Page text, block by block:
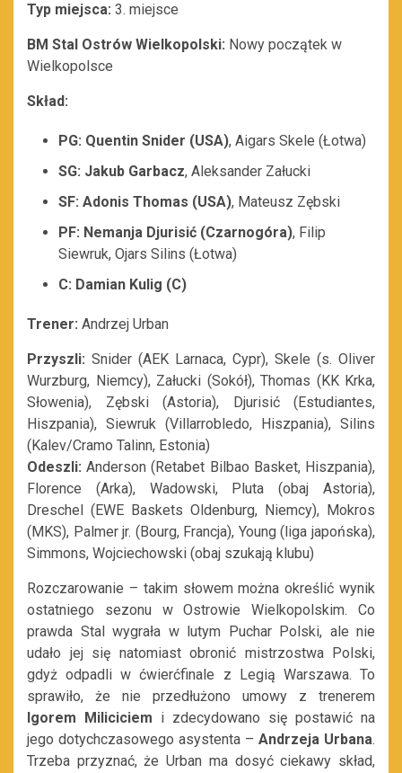
Typ miejsca: 3. miejsce
BM Stal Ostrów Wielkopolski: Nowy początek w
Wielkopolsce
Skład:
PG: Quentin Snider (USA), Aigars Skele (Łotwa)
SG: Jakub Garbacz, Aleksander Załucki
SF: Adonis Thomas (USA), Mateusz Zębski
PF: Nemanja Djurisić (Czarnogóra), Filip
Siewruk, Ojars Silins (Łotwa)
C: Damian Kulig (C)
Trener: Andrzej Urban
Przyszli: Snider (AEK Larnaca, Cypr), Skele (s. Oliver
Wurzburg, Niemcy), Załucki (Sokół), Thomas (KK Krka,
Słowenia), Zębski (Astoria), Djurisić (Estudiantes,
Hiszpania), Siewruk (Villarrobledo, Hiszpania), Silins
(Kalev/Cramo Talinn, Estonia)
Odeszli:Anderson (Retabet Bilbao Basket, Hiszpania),
Florence (Arka), Wadowski, Pluta (obaj Astoria),
Dreschel (EWE Baskets Oldenburg, Niemcy), Mokros
(MKS), Palmer jr. (Bourg, Francja), Young (liga japońska),
Simmons, Wojciechowski (obaj szukają klubu)
Rozczarowanie – takim słowem można określić wynik
ostatniego sezonu w Ostrowie Wielkopolskim. Co
prawda Stal wygrała w lutym Puchar Polski, ale nie
udało jej się natomiast obronić mistrzostwa Polski,
gdyż odpadli w ćwierćfinale z Legią Warszawa. To
sprawiło, że nie przedłużono umowy z trenerem
Igorem Miliciciem i zdecydowano się postawić na
jego dotychczasowego asystenta – Andrzeja Urbana.
Trzeba przyznać, że Urban ma dosyć ciekawy skład,